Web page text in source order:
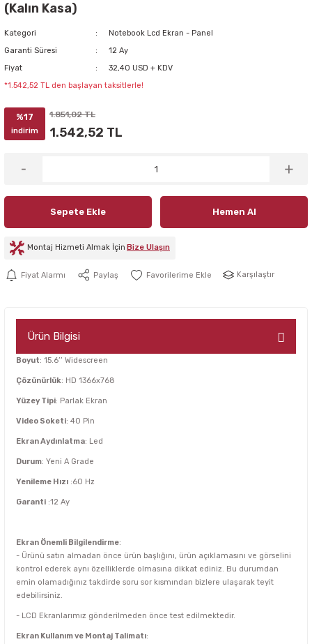
(Kalın Kasa)
Kategori
Notebook Lcd Ekran - Panel
Garanti Süresi
12 Ay
Fiyat
32,40 USD + KDV
*1.542,52 TL den başlayan taksitlerle!
%17
indirim
1.851,02 TL
1.542,52 TL
Sepete Ekle Hemen Al
Montaj Hizmeti Almak İçin Bize Ulaşın
Fiyat Alarmı Paylaş Karşılaştır
Ürün Bilgisi
Boyut: 15.6’’ Widescreen
Çözünürlük: HD 1366x768
Yüzey Tipi: Parlak Ekran
Video Soketi: 40 Pin
Ekran Aydınlatma: Led
Durum: Yeni A Grade
Yenileme Hızı :60 Hz
Garanti :12 Ay
Ekran Önemli Bilgilendirme:
- Ürünü satın almadan önce ürün başlığını, ürün açıklamasını ve görselini
kontrol ederek aynı özelliklerde olmasına dikkat ediniz. Bu durumdan
emin olamadığınız takdirde soru sor kısmından bizlere ulaşarak teyit
edebilirsiniz.
- LCD Ekranlarımız gönderilmeden önce test edilmektedir.
Ekran Kullanım ve Montaj Talimatı: